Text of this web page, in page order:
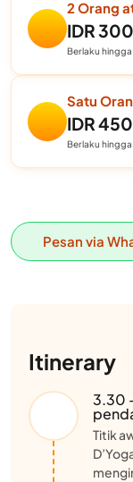
2 Orang
IDR
Berlaku
Satu
IDR
Berlaku
Pesan via
Itinerary
3.30
Titik